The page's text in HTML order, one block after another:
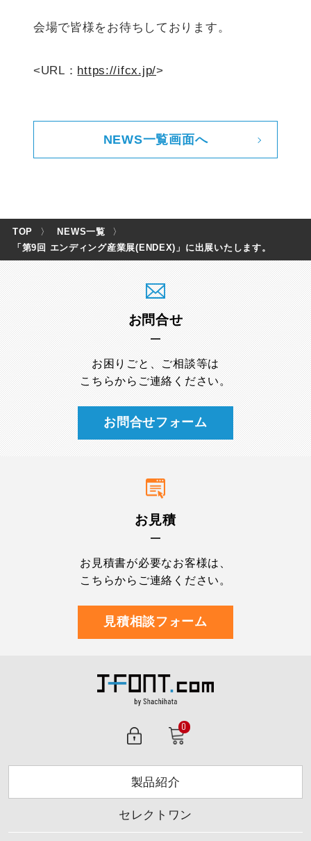
会場で皆様をお待ちしております。
<URL： https://ifcx.jp/>
NEWS一覧画面へ
TOP 〉 NEWS一覧
〉
「第9回 エンディング産業展(ENDEX)」に出展いたします。
お問合せ
お困りごと、ご相談等は
こちらからご連絡ください。
お問合せフォーム
お見積
お見積書が必要なお客様は、
こちらからご連絡ください。
見積相談フォーム
0
製品紹介
セレクトワン